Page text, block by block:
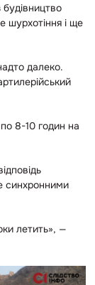
будівництво
шурхотіння і ще
далеко.
8-10 годин на
синхронними
летить», —